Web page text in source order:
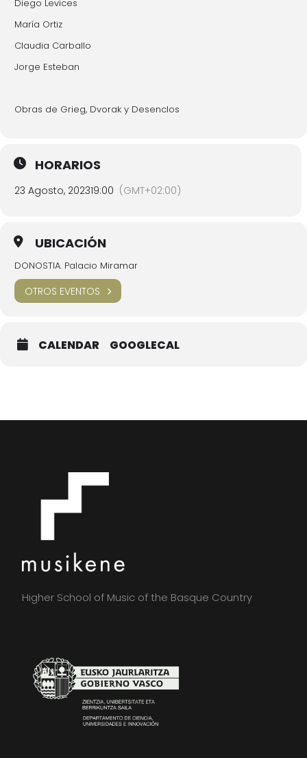
Diego Levices
María Ortiz
Claudia Carballo
Jorge Esteban
Obras de Grieg, Dvorak y Desenclos
HORARIOS
23 Agosto, 202319:00 (GMT+02:00)
UBICACIÓN
DONOSTIA. Palacio Miramar
OTROS EVENTOS
CALENDAR GOOGLECAL
Higher School of Music of the Basque Country